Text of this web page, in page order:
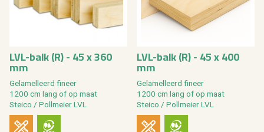
LVL-balk (R) - 45 x 360
mm
Ge­la­mel­leerd fi­neer
1200 cm lang of op maat
Stei­co / Poll­mei­er LVL
LVL-balk (R) - 45 x 400
mm
Ge­la­mel­leerd fi­neer
1200 cm lang of op maat
Stei­co / Poll­mei­er LVL